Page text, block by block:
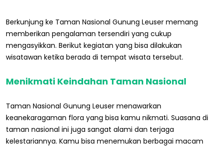
Berkunjung ke Taman Nasional Gunung Leuser memang
memberikan pengalaman tersendiri yang cukup
mengasyikkan. Berikut kegiatan yang bisa dilakukan
wisatawan ketika berada di tempat wisata tersebut.
Menikmati Keindahan Taman Nasional
Taman Nasional Gunung Leuser menawarkan
keanekaragaman flora yang bisa kamu nikmati. Suasana di
taman nasional ini juga sangat alami dan terjaga
kelestariannya. Kamu bisa menemukan berbagai macam